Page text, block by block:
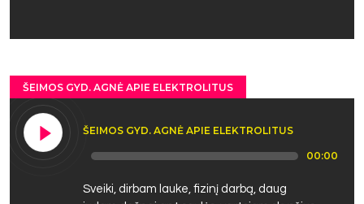
ŠEIMOS GYD. AGNĖ APIE ELEKTROLITUS
ŠEIMOS GYD. AGNĖ APIE ELEKTROLITUS
00:00
Sveiki, dirbam lauke, fizinį darbą, daug